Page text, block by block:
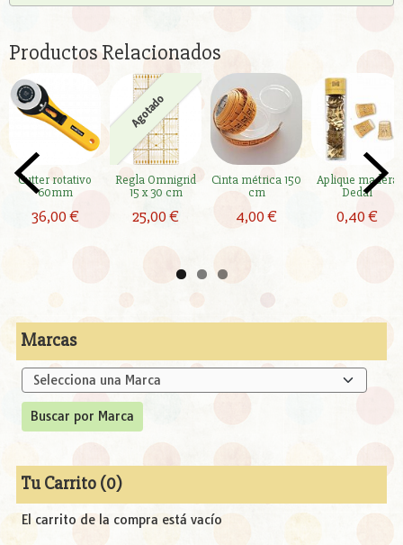
Marcas
Tu Carrito (0)
El carrito de la compra está vacío
Productos Relacionados
Cutter rotativo
60mm
36,00 €
Agotado
Regla Omnigrid
15 x 30 cm
25,00 €
Cinta métrica 150
cm
4,00 €
Aplique madera
Dedal
0,40 €